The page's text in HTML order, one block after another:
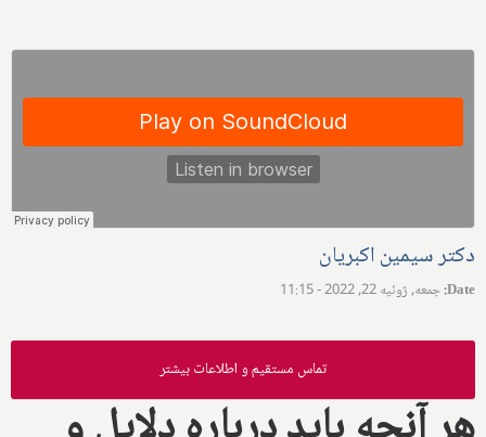
دکتر سیمین اکبریان
Date
:جمعه, ژوئیه 22, 2022 - 11:15
تماس مستقیم و اطلاعات بیشتر